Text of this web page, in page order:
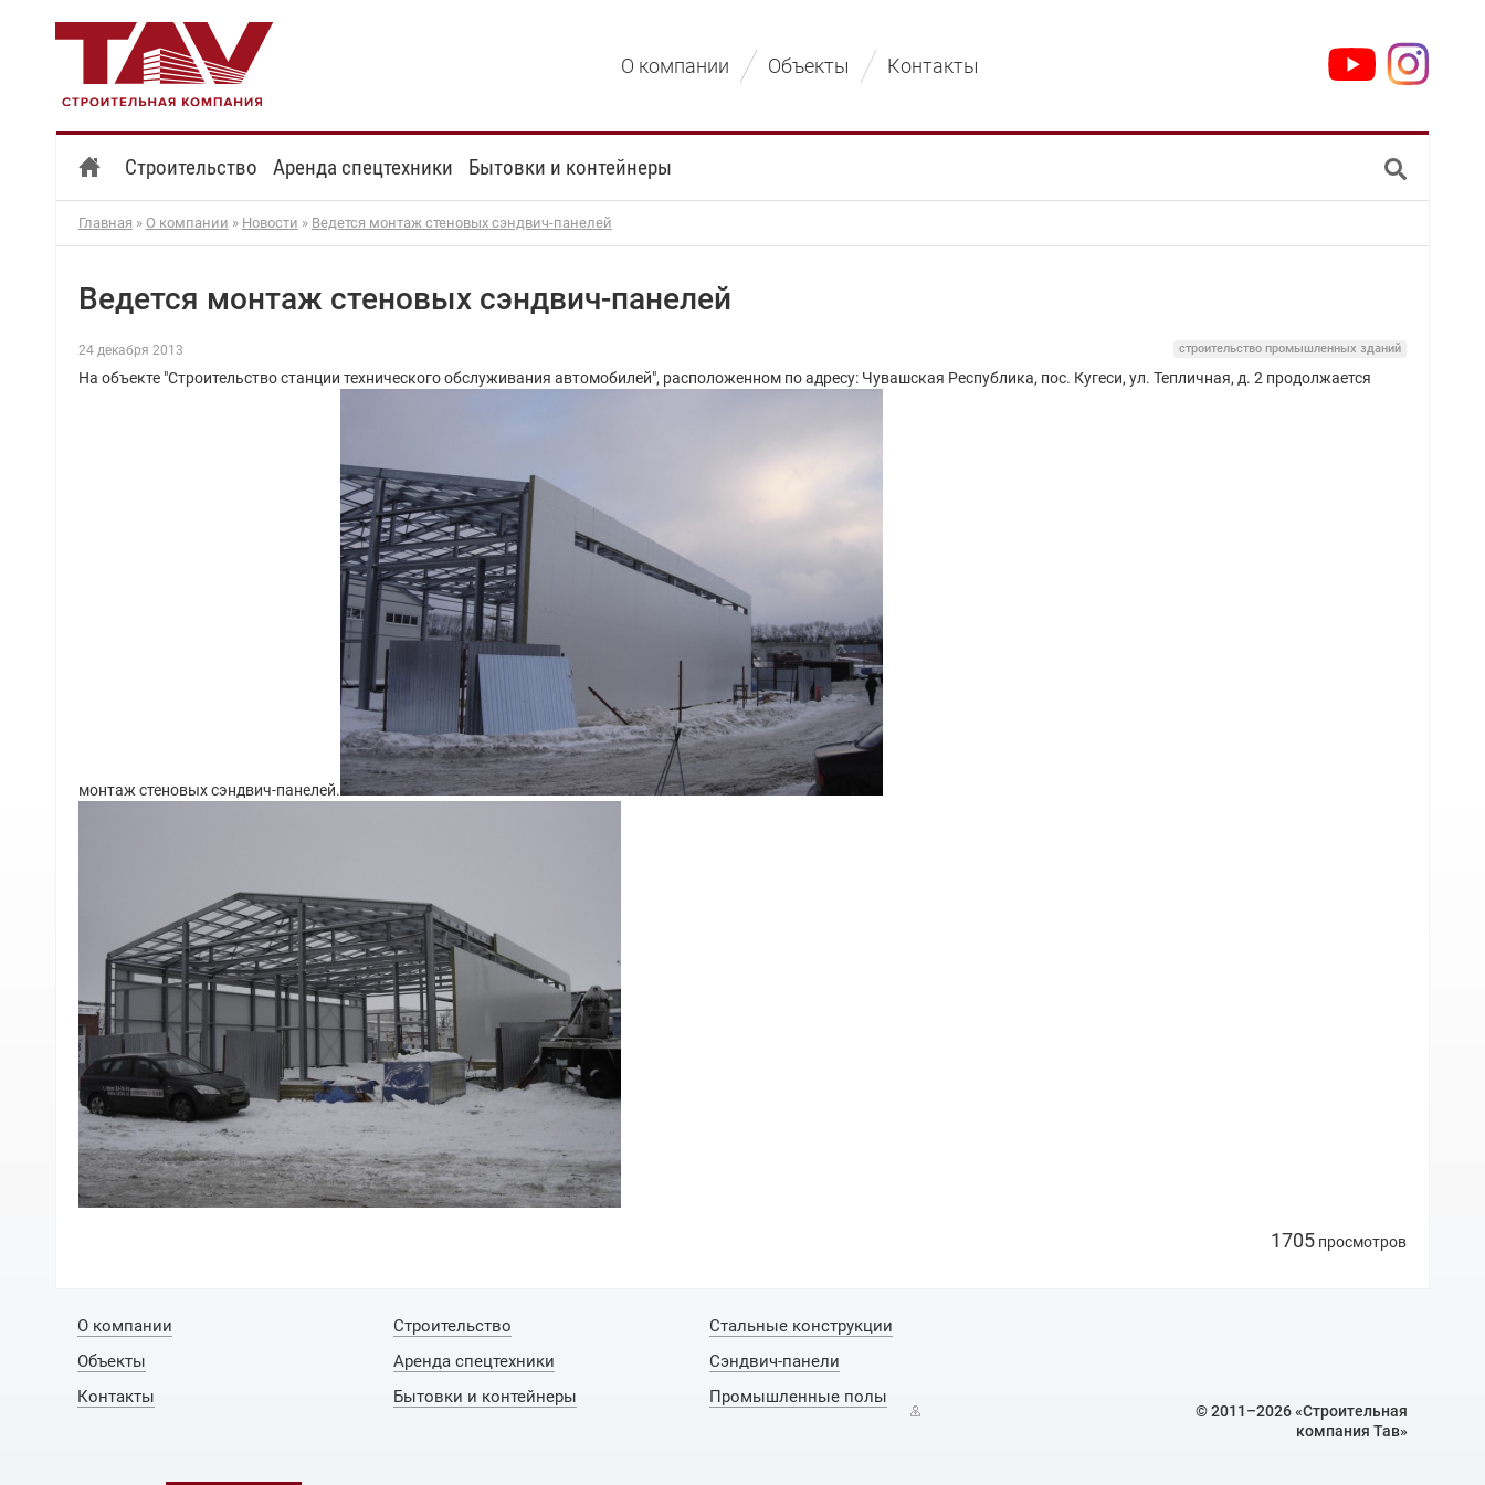
О компании Объекты Контакты
Строительство Аренда спецтехники Бытовки и контейнеры
Главная » О компании » Новости » Ведется монтаж стеновых сэндвич-панелей
Ведется монтаж стеновых сэндвич-панелей
24 декабря 2013 строительство промышленных зданий
На объекте "Строительство станции технического обслуживания автомобилей", расположенном по адресу: Чувашская Республика, пос. Кугеси, ул. Тепличная, д. 2 продолжается
монтаж стеновых сэндвич-панелей.
1705 просмотров
О компании
Объекты
Контакты
Строительство
Аренда спецтехники
Бытовки и контейнеры
Стальные конструкции
Сэндвич-панели
Промышленные полы
© 2011–2026 «Строительная
компания Тав»